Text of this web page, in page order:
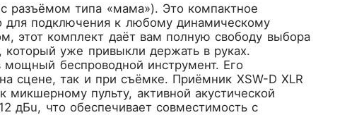
разъёмом типа «мама»). Это компактное
для подключения к любому динамическому
этот комплект даёт вам полную свободу выбора
уже привыкли держать в руках.
мощный беспроводной инструмент. Его
сцене, так и при съёмке. Приёмник XSW-D XLR
пульту, активной акустической
дБu, что обеспечивает совместимость с